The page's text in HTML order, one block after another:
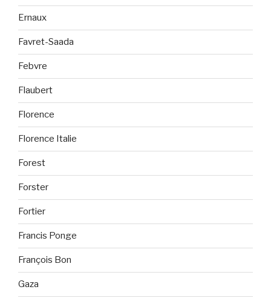
Ernaux
Favret-Saada
Febvre
Flaubert
Florence
Florence Italie
Forest
Forster
Fortier
Francis Ponge
François Bon
Gaza